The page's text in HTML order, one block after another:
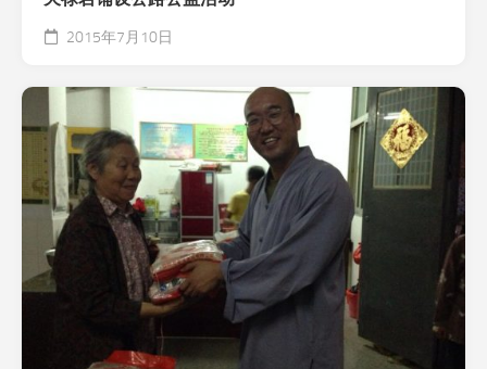
2015年7月10日